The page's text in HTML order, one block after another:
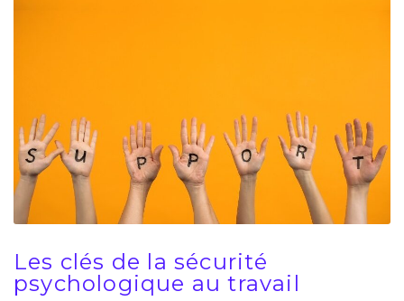
Les clés de la sécurité
psychologique au travail